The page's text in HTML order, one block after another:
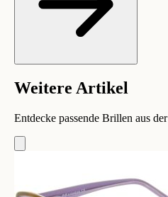
Weitere Artikel
Entdecke passende Brillen aus